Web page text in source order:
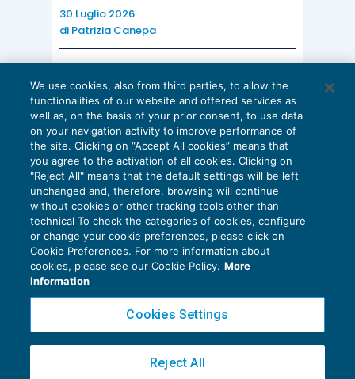
30 Luglio 2026
di Patrizia Canepa
EU AI Act e studi professionali: le
scadenze concrete
27 Luglio 2026
di Diego BarberieStefano Dovier
Privacy Policy
Cookie Policy
Copyright 2016 ©Gruppo Euroconference S.p.A.v2.32.2
Piazza Luigi Einaudi, 10N01 - 20124 Milano - info@ecnews.it
We use cookies, also from third parties, to allow the
functionalities of our website and offered services as
well as, on the basis of your prior consent, to use data
on your navigation activity to improve performance of
the site. Clicking on “Accept All cookies” means that
you agree to the activation of all cookies. Clicking on
"Reject All" means that the default settings will be left
unchanged and, therefore, browsing will continue
without cookies or other tracking tools other than
technical To check the categories of cookies, configure
or change your cookie preferences, please click on
Cookie Preferences. For more information about
cookies, please see our Cookie Policy. More
information
Cookies Settings
Reject All